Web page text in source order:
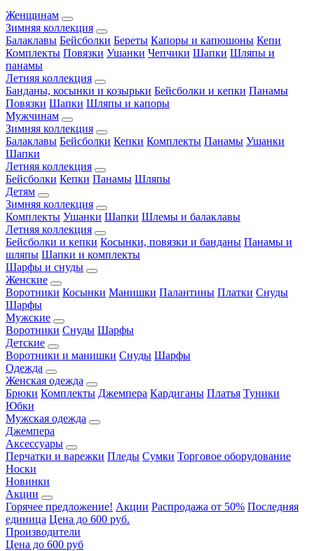
Женщинам
Зимняя коллекция
Балаклавы Бейсболки Береты Капоры и капюшоны Кепи
Комплекты Повязки Ушанки Чепчики Шапки Шляпы и
панамы
Летняя коллекция
Банданы, косынки и козырьки Бейсболки и кепки Панамы
Повязки Шапки Шляпы и капоры
Мужчинам
Зимняя коллекция
Балаклавы Бейсболки Кепки Комплекты Панамы Ушанки
Шапки
Летняя коллекция
Бейсболки Кепки Панамы Шляпы
Детям
Зимняя коллекция
Комплекты Ушанки Шапки Шлемы и балаклавы
Летняя коллекция
Бейсболки и кепки Косынки, повязки и банданы Панамы и
шляпы Шапки и комплекты
Шарфы и снуды
Женские
Воротники Косынки Манишки Палантины Платки Снуды
Шарфы
Мужские
Воротники Снуды Шарфы
Детские
Воротники и манишки Снуды Шарфы
Одежда
Женская одежда
Брюки Комплекты Джемпера Кардиганы Платья Туники
Юбки
Мужская одежда
Джемпера
Аксессуары
Перчатки и варежки Пледы Сумки Торговое оборудование
Носки
Новинки
Акции
Горячее предложение! Акции Распродажа от 50% Последняя
единица Цена до 600 руб.
Производители
Цена до 600 руб